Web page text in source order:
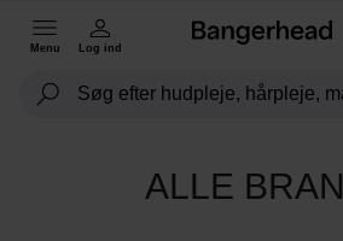
Menu Log ind
ALLE